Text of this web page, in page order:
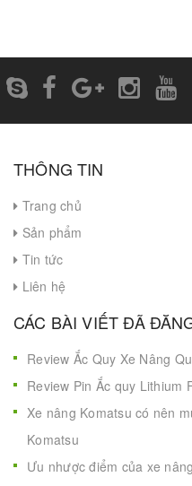
THÔNG TIN
Trang chủ
Sản phẩm
Tin tức
Liên hệ
CÁC BÀI VIẾT ĐÃ
Review Ắc Quy Xe Nâng
Review Pin Ắc quy Lithium
Xe nâng Komatsu có nên
Komatsu
Ưu nhược điểm của xe